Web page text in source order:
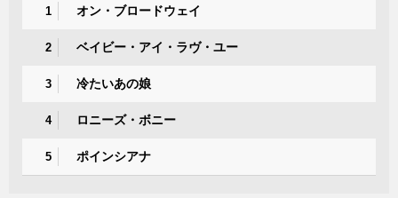
1 オン・ブロードウェイ
2 ベイビー・アイ・ラヴ・ユー
3 冷たいあの娘
4 ロニーズ・ボニー
5 ポインシアナ